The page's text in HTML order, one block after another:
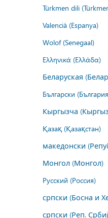
Türkmen dili
Valencià (Espanya)
Wolof (Senegaal)
Ελληνικά (Ελλάδα)
Беларуская
Български
Кыргызча
Қазақ (Қазақстан)
македонски
Монгол (Монгол)
Русский (Россия)
српски (Босна и
српски (Реп.